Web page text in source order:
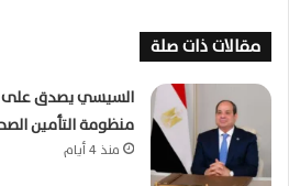
مقالات ذات صلة
السيسي يصدق على
منظومة التأمين
منذ 4 أيام